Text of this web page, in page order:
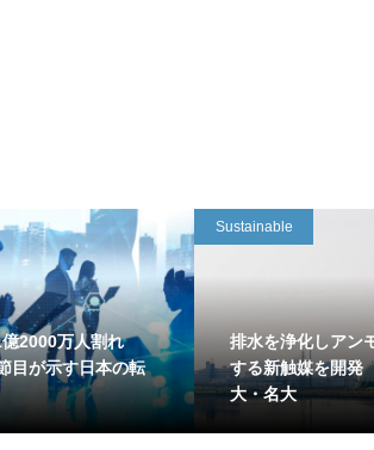
億2000万人割れ
目が示す日本の転
Sustainable
排水を浄化しアン
する新触媒を開
大・名大